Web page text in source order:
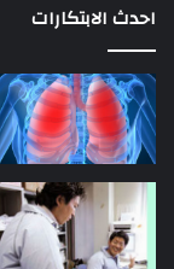
احدث الابتكارات